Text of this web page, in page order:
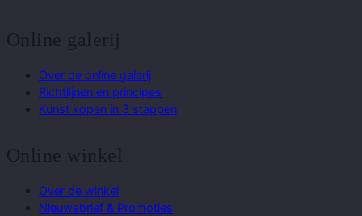
Online galerij
Over de online galerij
Richtlijnen en principes
Kunst kopen in 3 stappen
Online winkel
Over de winkel
Nieuwsbrief & Promoties